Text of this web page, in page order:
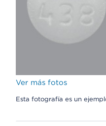
Ver más fotos
Esta fotografía es un